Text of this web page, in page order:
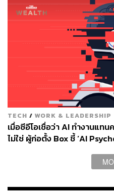
เสียงที่ว่านี้จะอธิบายเหตุผลแ
‘ทำไม’, ‘อย่างไร’ และ ‘อะไ
ตัวอย่าง ‘ซารา เมนเกอร์’ สา
เธอได้พบเจอกับความอดอยา
ซาราได้ฝึกอาชีพเกี่ยวกับกา
ตั้งเป็น Gro Intelligence ซึ่งเ
เกี่ยวกับความสัมพันธ์ระหว่า
เปลี่ยนแปลงสภาพภูมิอากาศ
จุดนี้สะท้อนชัดว่าซารามองเห็
เศรษฐกิจมารวมกันเพราะปร
ของ Gro ที่ว่า “ดูภาพใหญ่ แล้
สินค้าคือแบรนด์
TECH / WORK & LEADERSHIP
เมื่อซีอีโอเชื่อว่า AI ทำงานแท
ไม่ใช่ ผู้ก่อตั้ง Box ชี้ ‘AI